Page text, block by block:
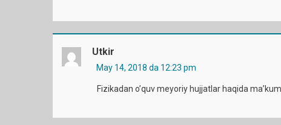
Utkir
May 14, 2018 da 12:23 pm
Fizikadan o’quv meyoriy hujjatlar haqida